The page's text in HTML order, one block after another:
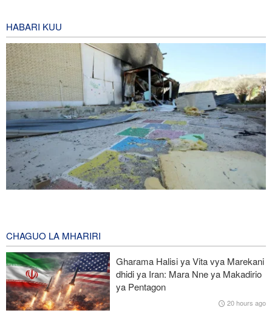
HABARI KUU
Jeshi la Yemen lapiga meli nyingine ya mafuta ya Saudi Arabia
katika Bahari Nyekundu
Ripoti: Marekani inazishinikiza nchi za Afrika kujiondoa ICC au
kukabiliwa na madhara
CHAGUO LA MHARIRI
Gharama Halisi ya Vita vya Marekani
dhidi ya Iran: Mara Nne ya Makadirio
ya Pentagon
20 hours ago